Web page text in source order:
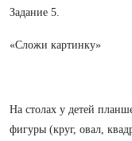
Задание 5.
«Сложи картинку»
На столах у детей
фигуры (круг, овал,